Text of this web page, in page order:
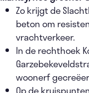
Zo krijgt de
beton om
vrachtverkeer.
In de rechthoek
woonerf